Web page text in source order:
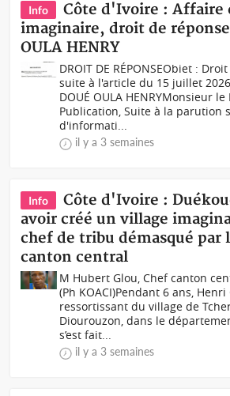
Info
Côte d'Ivoire : Affaire
imaginaire, droit de réponse
OULA HENRY
DROIT DE RÉPONSEObiet :
suite à l'article du 15 juillet
DOUÉ OULA HENRYMonsieur
Publication, Suite à la parution
d'informati...
il y a 3 semaines
Info
Côte d'Ivoire :
avoir créé un village
chef de tribu démasqué par
canton central
M Hubert Glou, Chef canton
(Ph KOACI)Pendant 6 ans,
ressortissant du village de
Diourouzon, dans le
s’est fait...
il y a 3 semaines